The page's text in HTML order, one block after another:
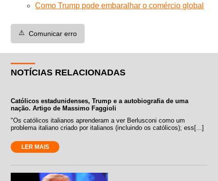
Como Trump pode embaralhar o comércio global
⚠️ Comunicar erro
NOTÍCIAS RELACIONADAS
Católicos estadunidenses, Trump e a autobiografia de uma
nação. Artigo de Massimo Faggioli
"Os católicos italianos aprenderam a ver Berlusconi como um
problema italiano criado por italianos (incluindo os católicos); ess[...]
LER MAIS